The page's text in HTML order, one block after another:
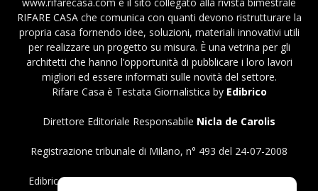
RIFARE CASA che comunica con quanti devono ristrutturare la
propria casa fornendo idee, soluzioni, materiali innovativi utili
per realizzare un progetto su misura. È una vetrina per gli
architetti che hanno l’opportunità di pubblicare i loro lavori
migliori ed essere informati sulle novità del settore.
Rifare Casa è Testata Giornalistica by Edibrico
Direttore Editoriale Responsabile Nicla de Carolis
Registrazione tribunale di Milano, n° 493 del 24-07-2008
Edibrico srl - Viale Emilio Caldara, 44 - 20122 Milano P.iva